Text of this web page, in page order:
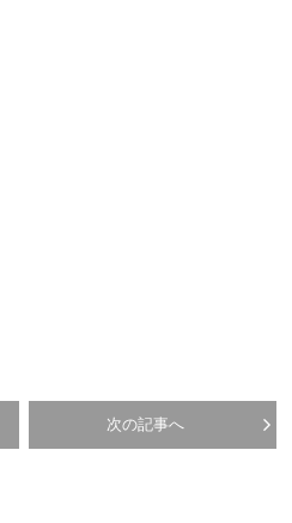
次の記事へ